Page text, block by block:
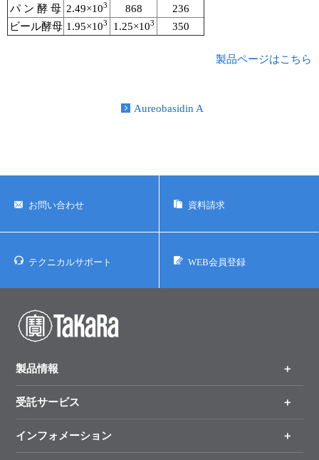
細胞選択ガイド
アプリケーションノート
ユーザーズボイス集
動画ライブラリー
パ ン 酵 母 2.49×103 868
236
ビール酵母 1.95×103 1.25×103 350
製品ページはこちら
Aureobasidin A
お問い合わせ 資料請求
テクニカルサポート WEB会員登録
製品情報
製品一覧
手法から製品を探す
受託サービス
オンライン注文
インフォメーション